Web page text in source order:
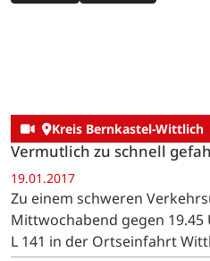
Kreis Bernkastel-Wittlich
Vermutlich zu schnell
19.01.2017
Zu einem schweren
Mittwochabend gegen 19.45 Uhr auf der
L 141 in der Ortseinfahrt